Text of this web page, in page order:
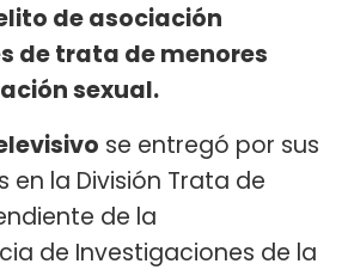
de asociación
de trata de menores
sexual.
se entregó por sus
en la División Trata de
de la
de Investigaciones de la